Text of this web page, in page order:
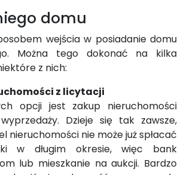
domu
wejścia w posiadanie domu
Można tego dokonać na kilka
z nich:
z licytacji
opcji jest zakup nieruchomości
Dzieje się tak zawsze,
nieruchomości nie może już spłacać
w długim okresie, więc bank
lub mieszkanie na aukcji. Bardzo